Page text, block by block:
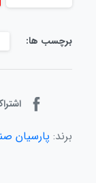
برچسب ها:
برند: پارسیان